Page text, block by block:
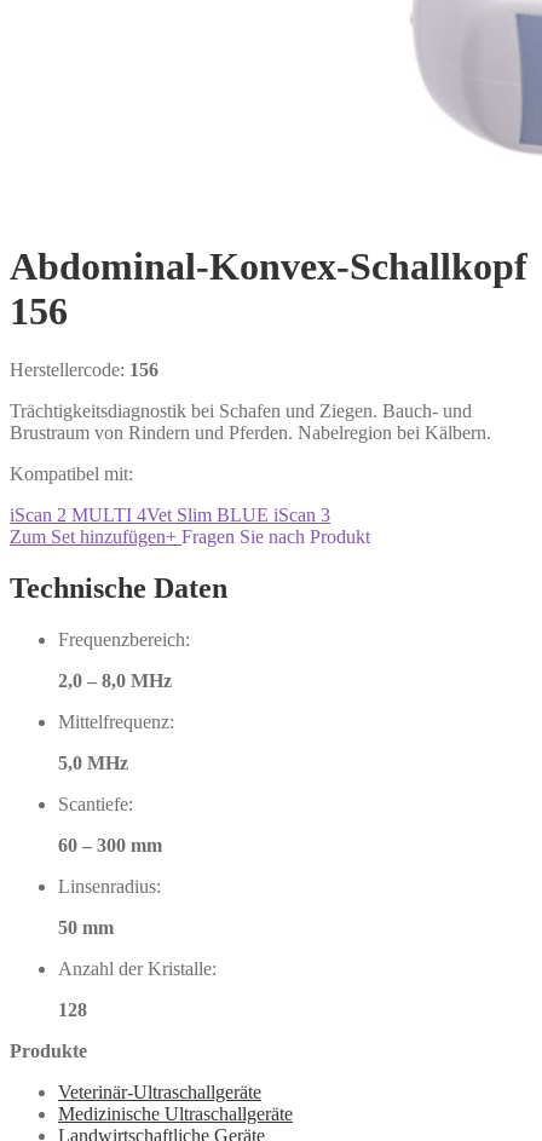
Abdominal-Konvex-Schallkopf
156
Herstellercode: 156
Trächtigkeitsdiagnostik bei Schafen und Ziegen. Bauch- und
Brustraum von Rindern und Pferden. Nabelregion bei Kälbern.
Kompatibel mit:
iScan 2 MULTI 4Vet Slim BLUE iScan 3
Zum Set hinzufügen+ Fragen Sie nach Produkt
Technische Daten
Frequenzbereich:
2,0 – 8,0 MHz
Mittel­frequenz:
5,0 MHz
Scan­tiefe:
60 – 300 mm
Linsenradius:
50 mm
Anzahl der Kristalle:
128
Produkte
Veterinär-Ultraschallgeräte
Medizinische Ultraschallgeräte
Landwirtschaftliche Geräte